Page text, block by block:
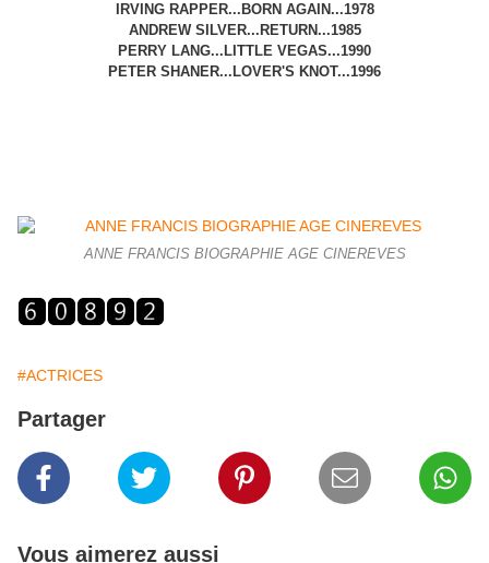
IRVING RAPPER...BORN AGAIN...1978
ANDREW SILVER...RETURN...1985
PERRY LANG...LITTLE VEGAS...1990
PETER SHANER...LOVER'S KNOT...1996
ANNE FRANCIS BIOGRAPHIE AGE CINEREVES
#ACTRICES
Partager
Vous aimerez aussi